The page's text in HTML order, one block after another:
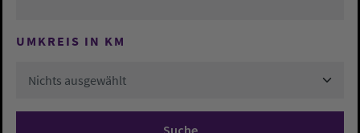
UMKREIS IN KM
Nichts ausgewählt